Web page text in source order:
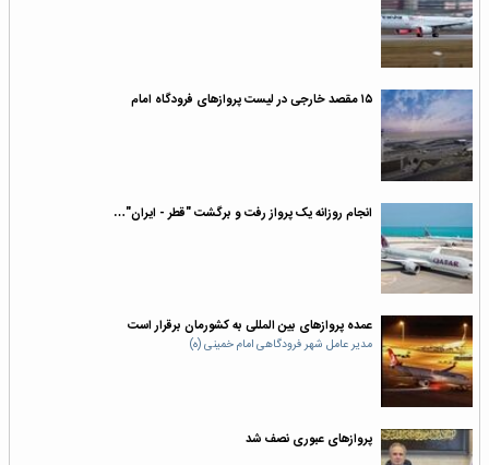
۱۵ مقصد خارجی در لیست پروازهای فرودگاه امام
انجام روزانه یک پرواز رفت‌ و برگشت "قطر - ایران"…
عمده پروازهای بین المللی به کشورمان برقرار است
مدیر عامل شهر فرودگاهی امام خمینی (ه)
پروازهای عبوری نصف شد